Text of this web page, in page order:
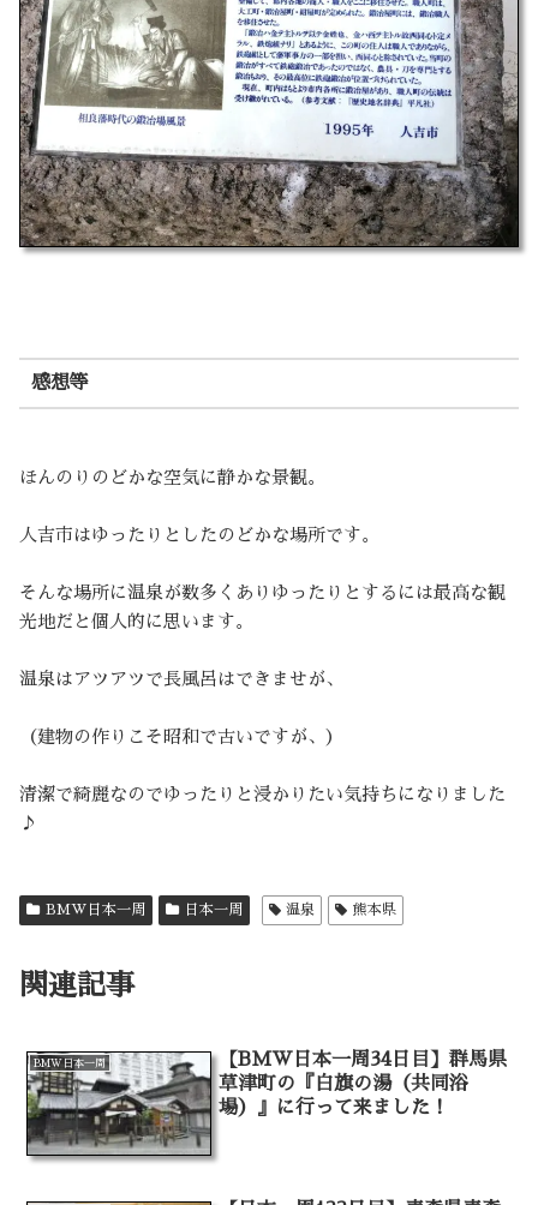
感想等
ほんのりのどかな空気に静かな景観。
人吉市はゆったりとしたのどかな場所です。
そんな場所に温泉が数多くありゆったりとするには最高な観
光地だと個人的に思います。
温泉はアツアツで長風呂はできませが、
（建物の作りこそ昭和で古いですが、）
清潔で綺麗なのでゆったりと浸かりたい気持ちになりました
♪
BMW日本一周 日本一周 温泉 熊本県
関連記事
BMW日本一周
【BMW日本一周34日目】群馬県
草津町の『白旗の湯（共同浴
場）』に行って来ました！